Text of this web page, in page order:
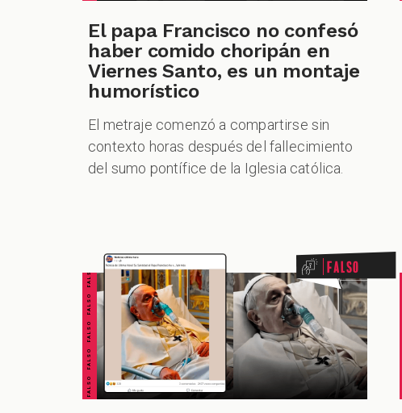
El papa Francisco no confesó
haber comido choripán en
Viernes Santo, es un montaje
humorístico
El metraje comenzó a compartirse sin
contexto horas después del fallecimiento
del sumo pontífice de la Iglesia católica.
FALSO FALSO FALSO FALSO FALSO FALSO FALSO Falso